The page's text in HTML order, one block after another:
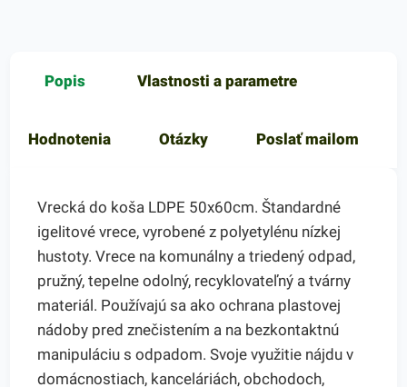
Popis Vlastnosti a parametre
Hodnotenia Otázky Poslať mailom
Vrecká do koša LDPE 50x60cm. Štandardné
igelitové vrece, vyrobené z polyetylénu nízkej
hustoty. Vrece na komunálny a triedený odpad,
pružný, tepelne odolný, recyklovateľný a tvárny
materiál. Používajú sa ako ochrana plastovej
nádoby pred znečistením a na bezkontaktnú
manipuláciu s odpadom. Svoje využitie nájdu v
domácnostiach, kanceláriách, obchodoch,